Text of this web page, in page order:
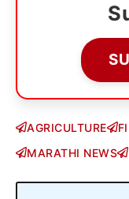
AGRICULTURE
MARATHI NEWS